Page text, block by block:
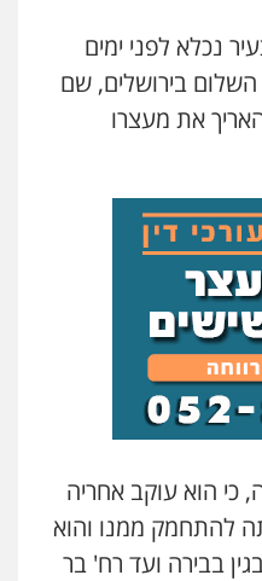
מעצרים וחקירות
עורכי דין
צווארון לבן
– משרד עורכי דין
נזיקין
תעבורה צבא מעצרים
נכלא לפני ימים
בירושלים, שם
את מעצרו
כי הוא עוקב אחריה
להתחמק ממנו והוא
בבירה ועד רח' בר